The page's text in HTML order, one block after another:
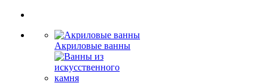
Акриловые ванны